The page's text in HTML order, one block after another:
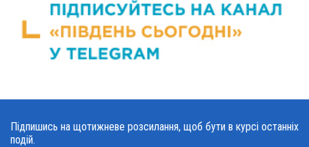
Підпишись на щотижневе розсилання, щоб бути в курсі останніх
подій.